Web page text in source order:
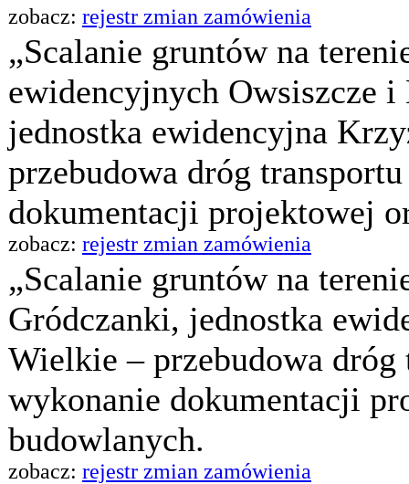
zobacz: rejestr zmian zamówienia
„Scalanie gruntów na
ewidencyjnych Owsiszcze i
jednostka ewidencyjna
przebudowa dróg
dokumentacji projektowej
zobacz: rejestr zmian zamówienia
„Scalanie gruntów na
Gródczanki, jednostka
Wielkie – przebudowa dróg
wykonanie dokumentacji
budowlanych.
zobacz: rejestr zmian zamówienia